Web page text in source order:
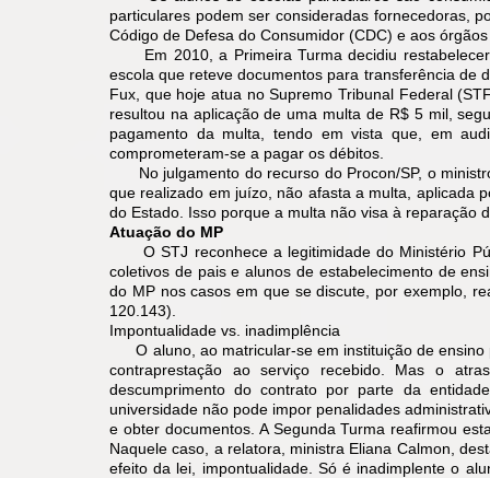
particulares podem ser consideradas fornecedoras,
Código de Defesa do Consumidor (CDC) e aos
Em 2010, a Primeira Turma decidiu restabelecer
escola que reteve documentos para transferência de
Fux, que hoje atua no Supremo Tribunal Federal
resultou na aplicação de uma multa de R$ 5 mil,
pagamento da multa, tendo em vista que, em
comprometeram-se a pagar os débitos.
No julgamento do recurso do Procon/SP, o
que realizado em juízo, não afasta a multa, aplicada
do Estado. Isso porque a multa não visa à reparação
Atuação do MP
O STJ reconhece a legitimidade do Ministério
coletivos de pais e alunos de estabelecimento de
do MP nos casos em que se discute, por exemplo,
120.143).
Impontualidade vs. inadimplência
O aluno, ao matricular-se em instituição de ensino
contraprestação ao serviço recebido. Mas o
descumprimento do contrato por parte da
universidade não pode impor penalidades
e obter documentos. A Segunda Turma reafirmou
Naquele caso, a relatora, ministra Eliana Calmon,
efeito da lei, impontualidade. Só é inadimplente o